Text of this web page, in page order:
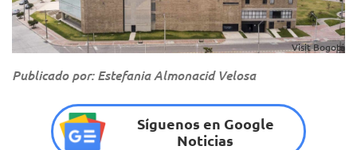
Visit Bogotá
Publicado por: Estefania Almonacid Velosa
Síguenos en Google
Noticias